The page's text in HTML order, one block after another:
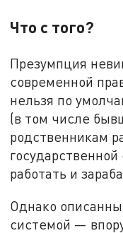
Что с того?
Презумпция
современной
нельзя по
(в том числе
родственникам
работать и
Однако
системой —